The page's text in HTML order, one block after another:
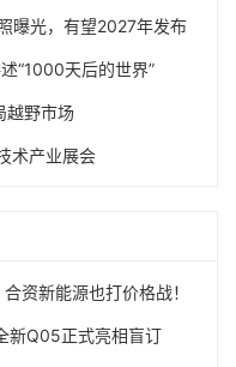
曝光，有望2027年发布
“1000天后的世界”
越野市场
术产业展会
资新能源也打价格战！
新Q05正式亮相盲订